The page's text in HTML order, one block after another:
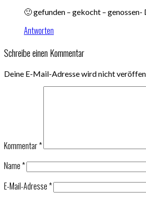
🙂 gefunden – gekocht –
Antworten
Schreibe einen Kommentar
Deine E-Mail-Adresse wird nicht
Kommentar*
Name*
E-Mail-Adresse*